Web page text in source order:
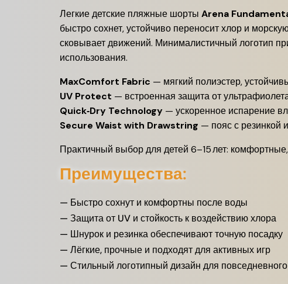
Легкие детские пляжные шорты Arena
быстро сохнет, устойчиво переносит хлор и
сковывает движений. Минималистичный логотип
использования.
MaxComfort Fabric — мягкий полиэстер,
UV Protect — встроенная защита от
Quick‑Dry Technology — ускоренное испарение
Secure Waist with Drawstring — пояс с резинкой
Практичный выбор для детей 6–15 лет:
Преимущества:
— Быстро сохнут и комфортны после воды
— Защита от UV и стойкость к воздействию хлора
— Шнурок и резинка обеспечивают точную посадку
— Лёгкие, прочные и подходят для активных игр
— Стильный логотипный дизайн для